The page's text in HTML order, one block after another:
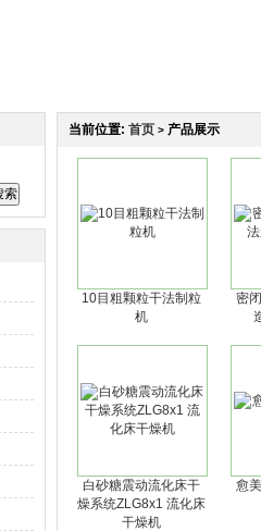
当前位置: 首页 > 产品展示
10目粗颗粒干法制粒
机
密
白砂糖震动流化床干
燥系统ZLG8x1 流化床
干燥机
愈